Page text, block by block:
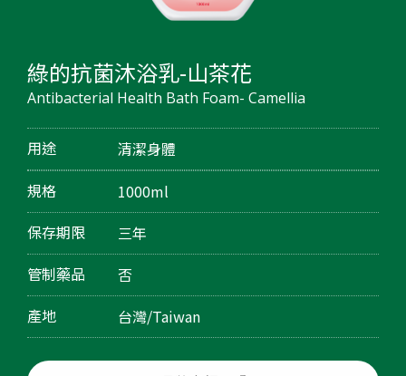
綠的抗菌沐浴乳-山茶花
Antibacterial Health Bath Foam- Camellia
用途
清潔身體
規格
1000ml
保存期限
三年
管制藥品
否
產地
台灣/Taiwan